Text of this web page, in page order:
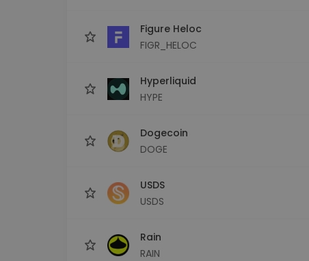
Figure Heloc
FIGR_HELOC
Hyperliquid
HYPE
Dogecoin
DOGE
USDS
USDS
Rain
RAIN